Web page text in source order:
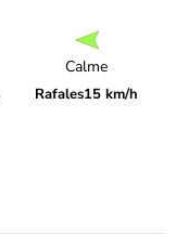
Calme
Rafales15 km/h